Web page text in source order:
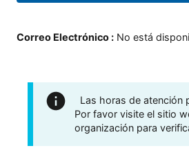
Correo Electrónico : No está
Las horas de atención
Por favor visite el sitio
organización para